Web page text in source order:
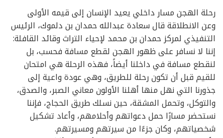
رحلة الهجن مسار داخلي يعيد الإنسان إلى قيمه الأولى
وعن الانطلاقة قال سعادة عبدالله حمدان بن دلموك، الرئيس
التنفيذي لمركز حمدان بن محمد لإحياء التراث وقائد القافلة:
إننا لا نسافر على ظهور الهجن لقطع مسافة فحسب، بل
لنقطع مسافة في داخلنا أيضاً، فهذه الرحلة هي امتحان
للقيم قبل أن تكون رحلة للطريق، وهي عودة واعية إلى
جذورنا التي نهل منها أهلنا الأولون معاني الصبر، والصدق،
والتوكل، وتحمل المشقة، حين نسلك طريق الحجاج، فإننا
نستحضر مسارًا حمل دعواتهم وأحلامهم، وأعاد تشكيل
شخصياتهم، وكان جزءًا من سيرتهم ومسيرتهم.